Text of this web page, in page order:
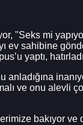
"Seks mi
sahibine
yaptı,
anladığına
ve onu alevli
bakıyor ve